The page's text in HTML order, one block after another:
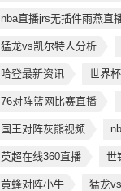
nba直播jrs无插件雨燕直
猛龙vs凯尔特人分析
哈登最新资讯 世界
76对阵篮网比赛直播
国王对阵灰熊视频
英超在线360直播 世
黄蜂对阵小牛 猛龙